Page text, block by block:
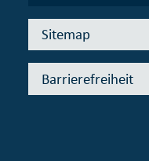
Sitemap
Barrierefreiheit